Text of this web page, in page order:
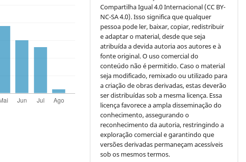
Compartilha Igual 4.0 Internacional (CC BY-
NC-SA 4.0). Isso significa que qualquer
pessoa pode ler, baixar, copiar, redistribuir
e adaptar o material, desde que seja
atribuída a devida autoria aos autores e à
fonte original. O uso comercial do
conteúdo não é permitido. Caso o material
seja modificado, remixado ou utilizado para
a criação de obras derivadas, estas deverão
ser distribuídas sob a mesma licença. Essa
licença favorece a ampla disseminação do
conhecimento, assegurando o
reconhecimento da autoria, restringindo a
exploração comercial e garantindo que
versões derivadas permaneçam acessíveis
sob os mesmos termos.